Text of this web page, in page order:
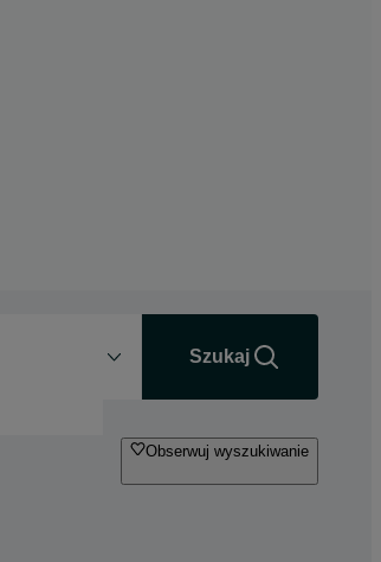
Szukaj
Obserwuj wyszukiwanie